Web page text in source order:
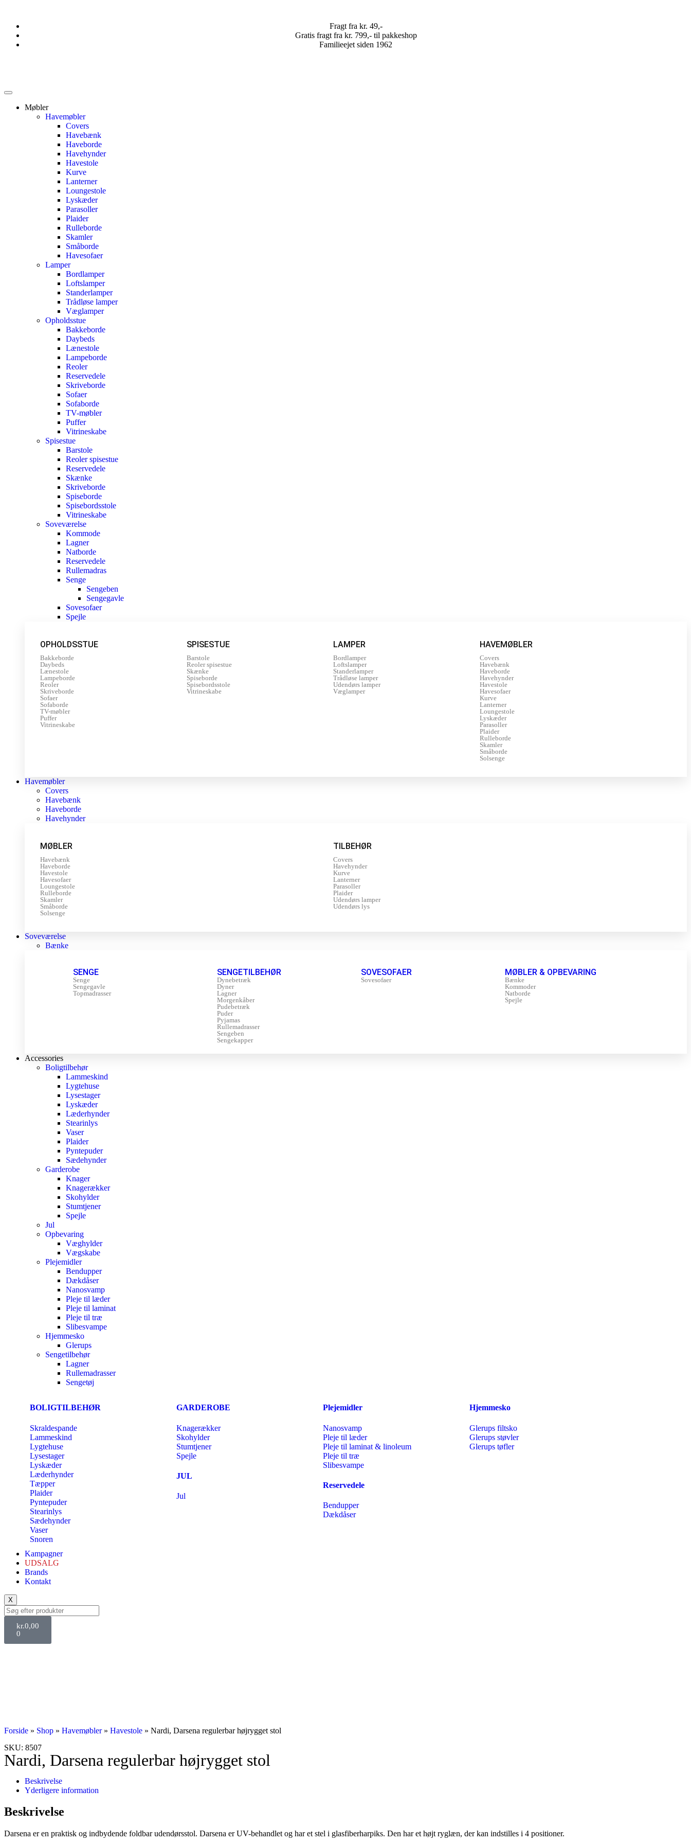
Fragt fra kr. 49,-
Gratis fragt fra kr. 799,- til pakkeshop
Familieejet siden 1962
Møbler
Havemøbler
Covers
Havebænk
Haveborde
Havehynder
Havestole
Kurve
Lanterner
Loungestole
Lyskæder
Parasoller
Plaider
Rulleborde
Skamler
Småborde
Havesofaer
Lamper
Bordlamper
Loftslamper
Standerlamper
Trådløse lamper
Væglamper
Opholdsstue
Bakkeborde
Daybeds
Lænestole
Lampeborde
Reoler
Reservedele
Skriveborde
Sofaer
Sofaborde
TV-møbler
Puffer
Vitrineskabe
Spisestue
Barstole
Reoler spisestue
Reservedele
Skænke
Skriveborde
Spiseborde
Spisebordsstole
Vitrineskabe
Soveværelse
Kommode
Lagner
Natborde
Reservedele
Rullemadras
Senge
Sengeben
Sengegavle
Sovesofaer
Spejle
OPHOLDSSTUE
Bakkeborde
Daybeds
Lænestole
Lampeborde
Reoler
Skriveborde
Sofaer
Sofaborde
TV-møbler
Puffer
Vitrineskabe
SPISESTUE
Barstole
Reoler spisestue
Skænke
Spiseborde
Spisebordsstole
Vitrineskabe
LAMPER
Bordlamper
Loftslamper
Standerlamper
Trådløse lamper
Udendørs lamper
Væglamper
HAVEMØBLER
Covers
Havebænk
Haveborde
Havehynder
Havestole
Havesofaer
Kurve
Lanterner
Loungestole
Lyskæder
Parasoller
Plaider
Rulleborde
Skamler
Småborde
Solsenge
Havemøbler
Covers
Havebænk
Haveborde
Havehynder
MØBLER
Havebænk
Haveborde
Havestole
Havesofaer
Loungestole
Rulleborde
Skamler
Småborde
Solsenge
TILBEHØR
Covers
Havehynder
Kurve
Lanterner
Parasoller
Plaider
Udendørs lamper
Udendørs lys
Soveværelse
Bænke
SENGE
Senge
Sengegavle
Topmadrasser
SENGETILBEHØR
Dynebetræk
Dyner
Lagner
Morgenkåber
Pudebetræk
Puder
Pyjamas
Rullemadrasser
Sengeben
Sengekapper
SOVESOFAER
Sovesofaer
MØBLER & OPBEVARING
Bænke
Kommoder
Natborde
Spejle
Accessories
Boligtilbehør
Lammeskind
Lygtehuse
Lysestager
Lyskæder
Læderhynder
Stearinlys
Vaser
Plaider
Pyntepuder
Sædehynder
Garderobe
Knager
Knagerækker
Skohylder
Stumtjener
Spejle
Jul
Opbevaring
Væghylder
Vægskabe
Plejemidler
Bendupper
Dækdåser
Nanosvamp
Pleje til læder
Pleje til laminat
Pleje til træ
Slibesvampe
Hjemmesko
Glerups
Sengetilbehør
Lagner
Rullemadrasser
Sengetøj
BOLIGTILBEHØR
Skraldespande
Lammeskind
Lygtehuse
Lysestager
Lyskæder
Læderhynder
Tæpper
Plaider
Pyntepuder
Stearinlys
Sædehynder
Vaser
Snoren
GARDEROBE
Knagerækker
Skohylder
Stumtjener
Spejle
JUL
Jul
Plejemidler
Nanosvamp
Pleje til læder
Pleje til laminat & linoleum
Pleje til træ
Slibesvampe
Reservedele
Bendupper
Dækdåser
Hjemmesko
Glerups filtsko
Glerups støvler
Glerups tøfler
Kampagner
UDSALG
Brands
Kontakt
X
kr.0,00
0
Forside » Shop » Havemøbler» Havestole » Nardi, Darsena regulerbar højrygget stol
SKU: 8507
Nardi, Darsena regulerbar højrygget stol
Beskrivelse
Yderligere information
Beskrivelse
Darsena er en praktisk og indbydende foldbar udendørsstol. Darsena er UV-behandlet og har et stel i glasfiberharpiks. Den har et højt ryglæn, der kan indstilles i 4 positioner.